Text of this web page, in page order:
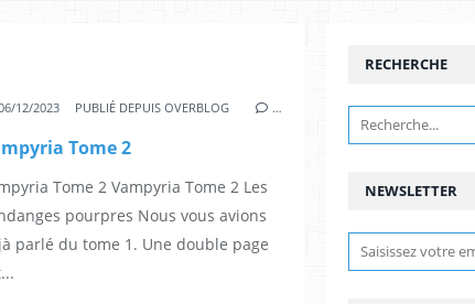
,BD,FANTASY,FANTASTIQUE,ROY DES TÉNÈBRES HORREUR,GIULIA PRIOR
12/2023 PUBLIÉ DEPUIS OVERBLOG …
Tome 2
Tome 2 Vampyria Tome 2 Les
pourpres Nous vous avions
parlé du tome 1. Une double page
NEWSLETTER
RECHERCHE